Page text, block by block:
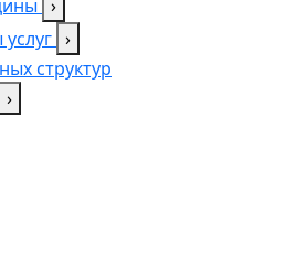
›
›
структур
›